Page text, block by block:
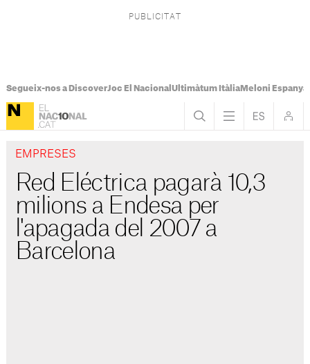
Segueix-nos a DiscoverJoc El Nacional Ultimàtum ItàliaMeloni Espanya
EMPRESES
Red Eléctrica pagarà 10,3
milions a Endesa per
l'apagada del 2007 a
Barcelona